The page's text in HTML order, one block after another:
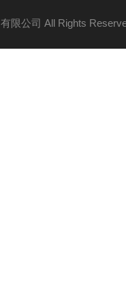
有限公司 All Rights